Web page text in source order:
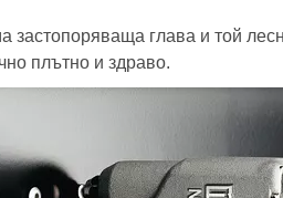
глава и той
плътно и здраво.